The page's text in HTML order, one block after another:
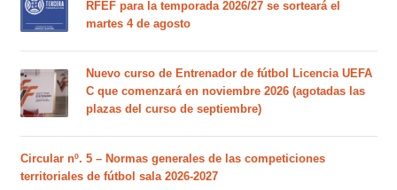
RFEF para la temporada 2026/27 se sorteará el
martes 4 de agosto
Nuevo curso de Entrenador de fútbol Licencia UEFA
C que comenzará en noviembre 2026 (agotadas las
plazas del curso de septiembre)
Circular nº. 5 – Normas generales de las competiciones
territoriales de fútbol sala 2026-2027